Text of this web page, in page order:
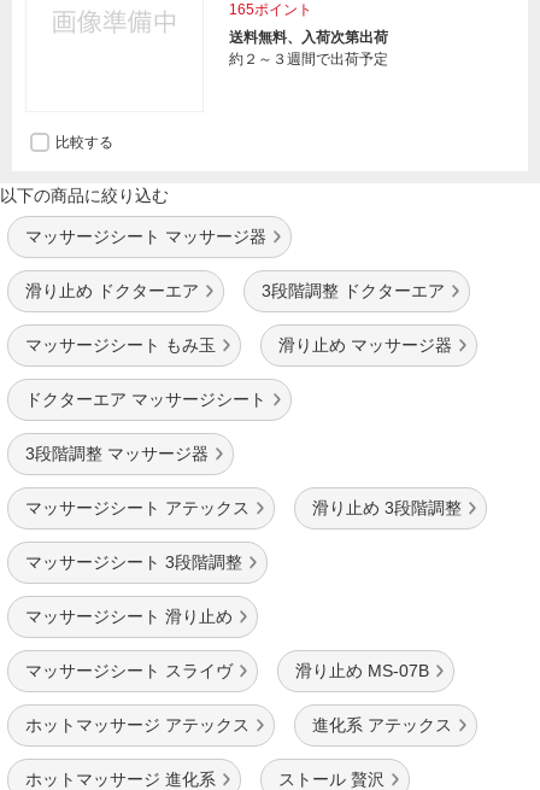
165ポイント
送料無料、入荷次第出荷
約２～３週間で出荷予定
比較する
以下の商品に絞り込む
マッサージシート マッサージ器
滑り止め ドクターエア 3段階調整 ドクターエア
マッサージシート もみ玉 滑り止め マッサージ器
ドクターエア マッサージシート
3段階調整 マッサージ器
マッサージシート アテックス 滑り止め 3段階調整
マッサージシート 3段階調整
マッサージシート 滑り止め
マッサージシート スライヴ 滑り止め MS-07B
ホットマッサージ アテックス 進化系 アテックス
ホットマッサージ 進化系 ストール 贅沢